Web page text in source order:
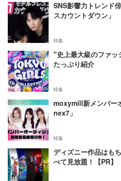
SNS影響力トレンド
スカウントダウン」
特集
"史上最大級のファ
たっぷり紹介
特集
moxymill新メンバー
nex7」
特集
ディズニー作品はも
べて見放題！【PR】